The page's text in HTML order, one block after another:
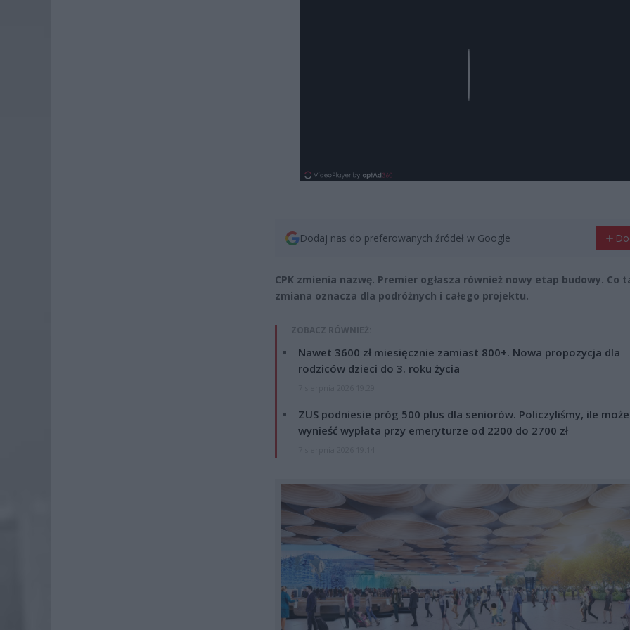
Dodaj nas do preferowanych źródeł w Google
CPK zmienia nazwę. Premier ogłasza również nowy etap budowy. Co
zmiana oznacza dla podróżnych i całego projektu.
ZOBACZ RÓWNIEŻ:
Nawet 3600 zł miesięcznie zamiast 800+. Nowa propozycja dla
rodziców dzieci do 3. roku życia
ZUS podniesie próg 500 plus dla seniorów. Policzyliśmy, ile może
wynieść wypłata przy emeryturze od 2200 do 2700 zł